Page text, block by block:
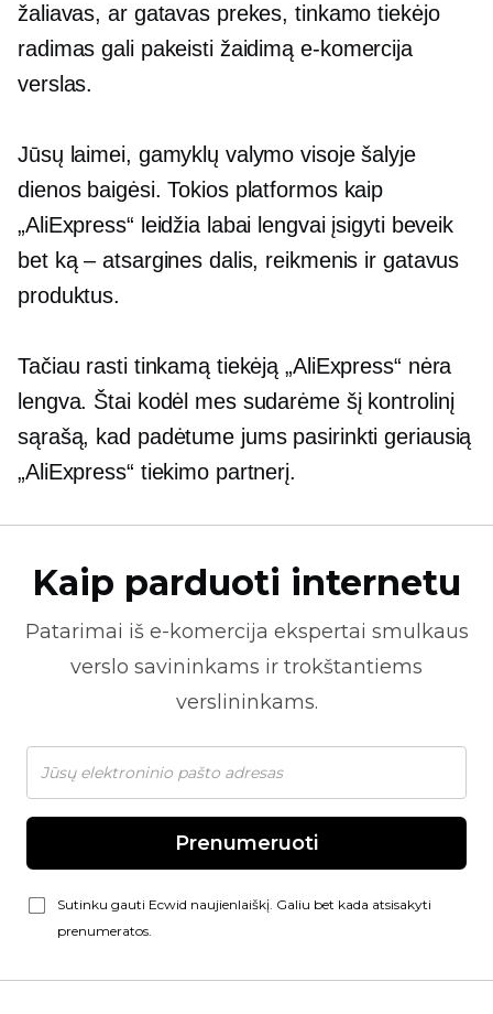
žaliavas, ar gatavas prekes, tinkamo tiekėjo
radimas gali pakeisti žaidimą e-komercija
verslas.
Jūsų laimei, gamyklų valymo visoje šalyje
dienos baigėsi. Tokios platformos kaip
„AliExpress“ leidžia labai lengvai įsigyti beveik
bet ką – atsargines dalis, reikmenis ir gatavus
produktus.
Tačiau rasti tinkamą tiekėją „AliExpress“ nėra
lengva. Štai kodėl mes sudarėme šį kontrolinį
sąrašą, kad padėtume jums pasirinkti geriausią
„AliExpress“ tiekimo partnerį.
Kaip parduoti internetu
Patarimai iš e-komercija ekspertai smulkaus
verslo savininkams ir trokštantiems
verslininkams.
Prenumeruoti
Sutinku gauti Ecwid naujienlaiškį. Galiu bet kada atsisakyti
prenumeratos.